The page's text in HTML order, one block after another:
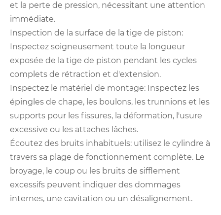
et la perte de pression, nécessitant une attention
immédiate.
Inspection de la surface de la tige de piston:
Inspectez soigneusement toute la longueur
exposée de la tige de piston pendant les cycles
complets de rétraction et d'extension.
Inspectez le matériel de montage: Inspectez les
épingles de chape, les boulons, les trunnions et les
supports pour les fissures, la déformation, l'usure
excessive ou les attaches lâches.
Écoutez des bruits inhabituels: utilisez le cylindre à
travers sa plage de fonctionnement complète. Le
broyage, le coup ou les bruits de sifflement
excessifs peuvent indiquer des dommages
internes, une cavitation ou un désalignement.